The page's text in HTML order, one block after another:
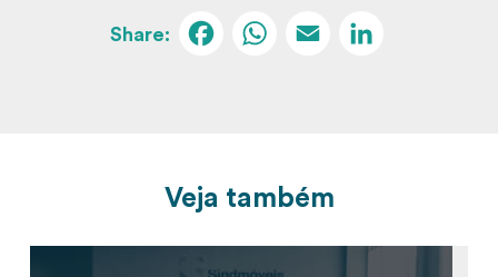
Facebook
WhatsApp
Email
Veja também